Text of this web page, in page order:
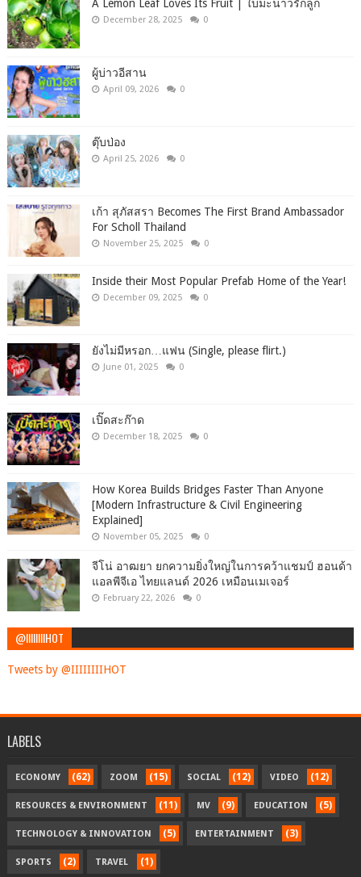
A Lemon Leaf Loves Its Fruit | ใบมะนาวรักลูก
December 28, 2025 0
ผู้บ่าวอีสาน
April 09, 2026 0
ตุ๊บป่อง
April 25, 2026 0
เก้า สุภัสสรา Becomes The First Brand Ambassador
For Scholl Thailand
November 25, 2025 0
Inside their Most Popular Prefab Home of the Year!
December 09, 2025 0
ยังไม่มีหรอก…แฟน (Single, please flirt.)
June 01, 2025 0
เปิ๊ดสะก๊าด
December 18, 2025 0
How Korea Builds Bridges Faster Than Anyone
[Modern Infrastructure & Civil Engineering
Explained]
November 05, 2025 0
จีโน่ อาฒยา ยกความยิ่งใหญ่ในการคว้าแชมป์ ฮอนด้า
แอลพีจีเอ ไทยแลนด์ 2026 เหมือนเมเจอร์
February 22, 2026 0
@IIIIIIIIHOT
Tweets by @IIIIIIIIHOT
LABELS
ECONOMY (62) ZOOM (15) SOCIAL (12) VIDEO (12)
RESOURCES & ENVIRONMENT (11) MV (9) EDUCATION (5)
TECHNOLOGY & INNOVATION (5) ENTERTAINMENT (3)
SPORTS (2) TRAVEL (1)